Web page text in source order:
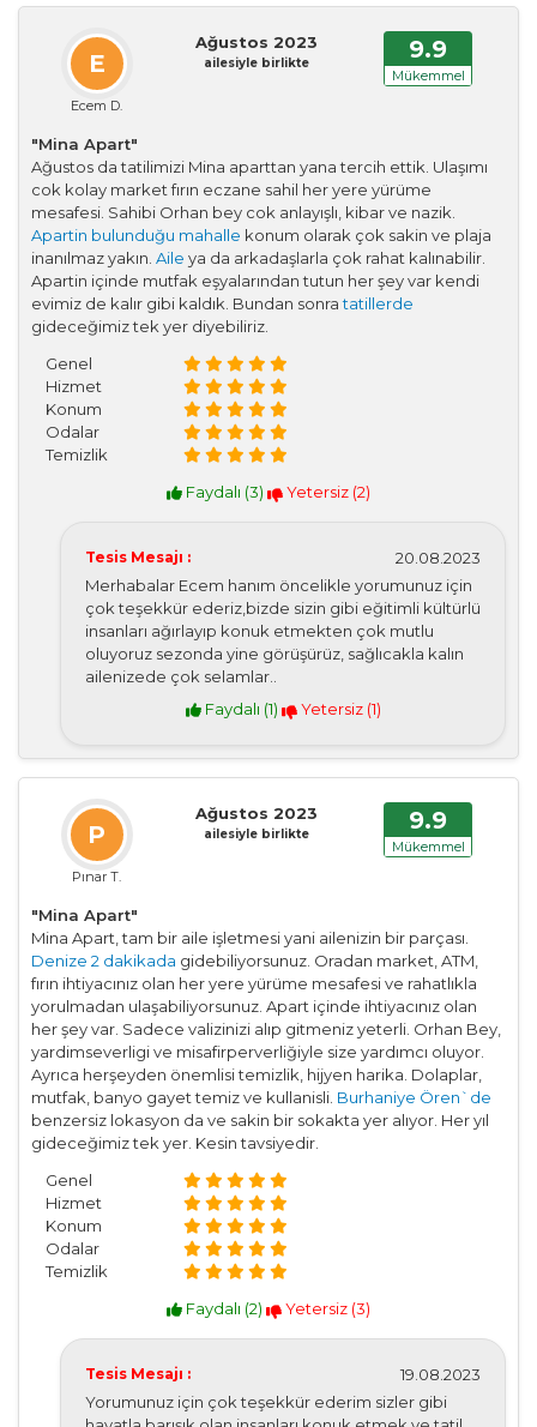
E
Ecem D.
Ağustos 2023
ailesiyle birlikte 9.9
Mükemmel
"Mina Apart"
Ağustos da tatilimizi Mina aparttan yana tercih ettik. Ulaşımı
cok kolay market fırın eczane sahil her yere yürüme
mesafesi. Sahibi Orhan bey cok anlayışlı, kibar ve nazik.
Apartin bulunduğu mahalle konum olarak çok sakin ve plaja
inanılmaz yakın. Aile ya da arkadaşlarla çok rahat kalınabilir.
Apartin içinde mutfak eşyalarından tutun her şey var kendi
evimiz de kalır gibi kaldık. Bundan sonratatillerde
gideceğimiz tek yer diyebiliriz.
Genel
Hizmet
Konum
Odalar
Temizlik
Faydalı (3) Yetersiz (2)
Tesis Mesajı :
20.08.2023
Merhabalar Ecem hanım öncelikle yorumunuz için
çok teşekkür ederiz,bizde sizin gibi eğitimli kültürlü
insanları ağırlayıp konuk etmekten çok mutlu
oluyoruz sezonda yine görüşürüz, sağlıcakla kalın
ailenizede çok selamlar..
Faydalı (1) Yetersiz (1)
P
Pınar T.
Ağustos 2023
ailesiyle birlikte 9.9
Mükemmel
"Mina Apart"
Mina Apart, tam bir aile işletmesi yani ailenizin bir parçası.
Denize 2 dakikada gidebiliyorsunuz. Oradan market, ATM,
fırın ihtiyacınız olan her yere yürüme mesafesi ve rahatlıkla
yorulmadan ulaşabiliyorsunuz. Apart içinde ihtiyacınız olan
her şey var. Sadece valizinizi alıp gitmeniz yeterli. Orhan Bey,
yardimseverligi ve misafirperverliğiyle size yardımcı oluyor.
Ayrıca herşeyden önemlisi temizlik, hijyen harika. Dolaplar,
mutfak, banyo gayet temiz ve kullanisli. Burhaniye Ören`de
benzersiz lokasyon da ve sakin bir sokakta yer alıyor. Her yıl
gideceğimiz tek yer. Kesin tavsiyedir.
Genel
Hizmet
Konum
Odalar
Temizlik
Faydalı (2) Yetersiz (3)
Tesis Mesajı :
19.08.2023
Yorumunuz için çok teşekkür ederim sizler gibi